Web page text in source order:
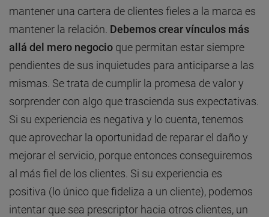
mantener una cartera de clientes fieles a la marca es
mantener la relación. Debemos crear vínculos más
allá del mero negocio que permitan estar siempre
pendientes de sus inquietudes para anticiparse a las
mismas. Se trata de cumplir la promesa de valor y
sorprender con algo que trascienda sus expectativas.
Si su experiencia es negativa y lo cuenta, tenemos
que aprovechar la oportunidad de reparar el daño y
mejorar el servicio, porque entonces conseguiremos
al más fiel de los clientes. Si su experiencia es
positiva (lo único que fideliza a un cliente), podemos
intentar que sea prescriptor hacia otros clientes, un